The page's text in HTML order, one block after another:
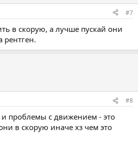
#7
в скорую, а лучше пускай они
рентген.
#8
и проблемы с движением - это
в скорую иначе хз чем это